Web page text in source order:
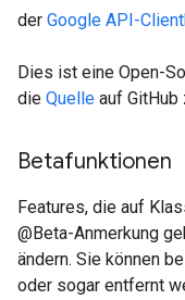
der Google API-
Dies ist eine Open-
die Quelle auf GitHub
Betafunktionen
Features, die auf
@Beta-Anmerkung
ändern. Sie können
oder sogar entfernt